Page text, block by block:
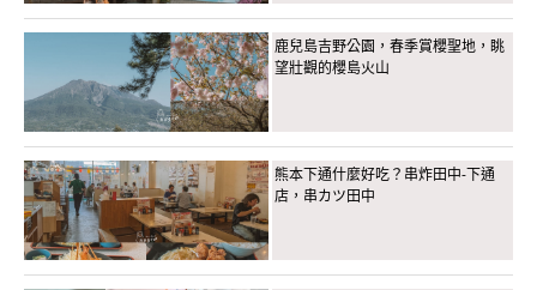
鹿兒島吉野公園，春季賞櫻聖地，眺
望壯觀的櫻島火山
熊本下通什麼好吃？串炸田中-下通
店，串カツ田中